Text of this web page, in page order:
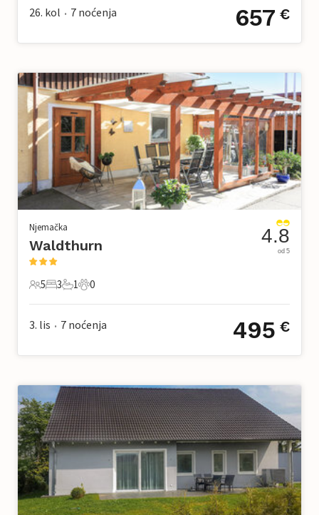
26. kol • 7 noćenja 657 €
Njemačka
Waldthurn
5 Gosti
5
3 Spavaće sobe
3
1 Kupaonica
1
0 Kućni ljubimac
0
4.8
od 5
3. lis • 7 noćenja 495 €